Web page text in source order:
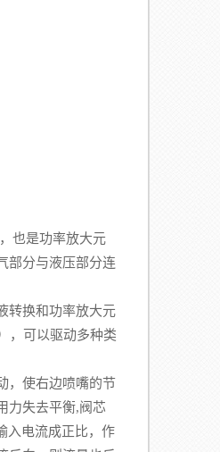
也是功率放大元
部分与液压部分连
转换和功率放大元
，可以驱动多种类
，使右边喷嘴的节
力失去平衡,阀芯
入电流成正比，作